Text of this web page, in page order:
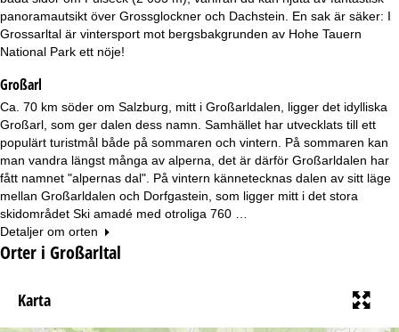
a
panoramautsikt över Grossglockner och Dachstein. En sak är säker: I
Grossarltal är vintersport mot bergsbakgrunden av Hohe Tauern
National Park ett nöje!
Großarl
Ca. 70 km söder om Salzburg, mitt i Großarldalen, ligger det idylliska
Großarl, som ger dalen dess namn. Samhället har utvecklats till ett
populärt turistmål både på sommaren och vintern. På sommaren kan
man vandra längst många av alperna, det är därför Großarldalen har
fått namnet "alpernas dal". På vintern kännetecknas dalen av sitt läge
mellan Großarldalen och Dorfgastein, som ligger mitt i det stora
skidområdet Ski amadé med otroliga 760 …
Detaljer om orten
Orter i Großarltal
Karta